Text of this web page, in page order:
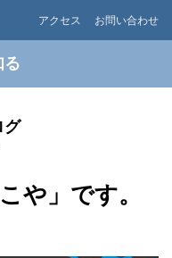
アクセス お問い合わせ
る
グ
や」です。